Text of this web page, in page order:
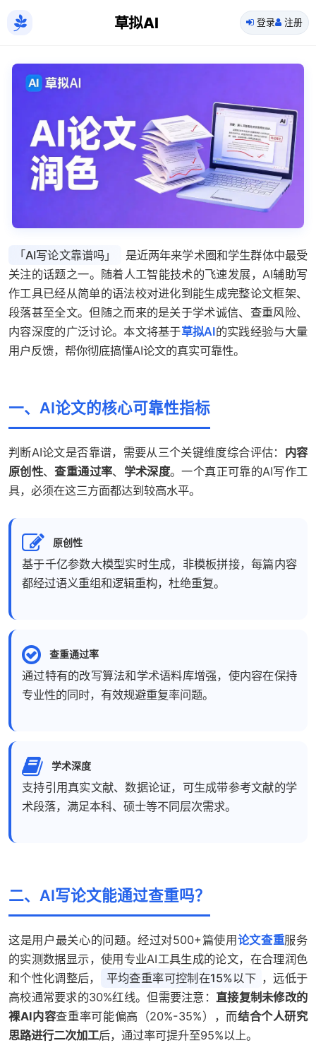
草拟AI 登录 注册
「AI写论文靠谱吗」
是近两年来学术圈和学生群体中最受
关注的话题之一。随着人工智能技术的飞速发展，AI辅助写
作工具已经从简单的语法校对进化到能生成完整论文框架、
段落甚至全文。但随之而来的是关于学术诚信、查重风险、
内容深度的广泛讨论。本文将基于草拟AI的实践经验与大量
用户反馈，帮你彻底搞懂AI论文的真实可靠性。
一、AI论文的核心可靠性指标
判断AI论文是否靠谱，需要从三个关键维度综合评估： 内容
原创性、查重通过率、 学术深度。一个真正可靠的AI写作工
具，必须在这三方面都达到较高水平。
原创性
基于千亿参数大模型实时生成，非模板拼接，每篇内容
都经过语义重组和逻辑重构，杜绝重复。
查重通过率
通过特有的改写算法和学术语料库增强，使内容在保持
专业性的同时，有效规避重复率问题。
学术深度
支持引用真实文献、数据论证，可生成带参考文献的学
术段落，满足本科、硕士等不同层次需求。
二、AI写论文能通过查重吗？
这是用户最关心的问题。经过对500+篇使用论文查重服务
的实测数据显示，使用专业AI工具生成的论文，在合理润色
和个性化调整后，
平均查重率可控制在15%以下 ，远低于
高校通常要求的30%红线。但需要注意： 直接复制未修改的
裸AI内容查重率可能偏高（20%-35%），而结合个人研究
思路进行二次加工后，通过率可提升至95%以上。